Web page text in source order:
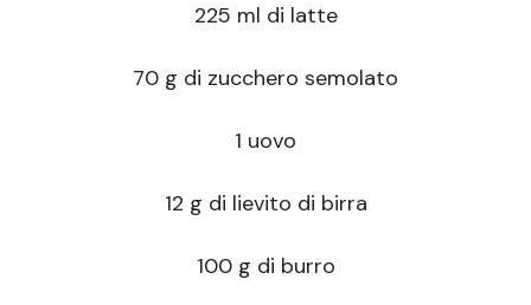
225 ml di latte
70 g di zucchero semolato
1 uovo
12 g di lievito di birra
100 g di burro